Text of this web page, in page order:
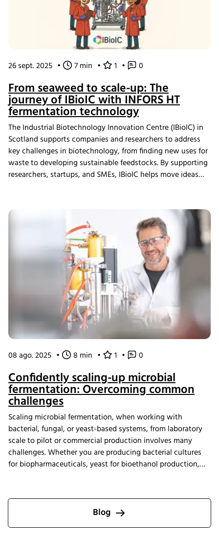
26 sept. 2025 • 7 min • 1 • 0
From seaweed to scale-up: The
journey of IBioIC with INFORS HT
fermentation technology
The Industrial Biotechnology Innovation Centre (IBioIC) in
Scotland supports companies and researchers to address
key challenges in biotechnology, from finding new uses for
waste to developing sustainable feedstocks. By supporting
researchers, startups, and SMEs, IBioIC helps move ideas
08 ago. 2025 • 8 min • 1 • 0
Confidently scaling-up microbial
fermentation: Overcoming common
challenges
Scaling microbial fermentation, when working with
bacterial, fungal, or yeast-based systems, from laboratory
scale to pilot or commercial production involves many
challenges. Whether you are producing bacterial cultures
for biopharmaceuticals, yeast for bioethanol production,
challenges and confidently overcoming them is important.
Blog